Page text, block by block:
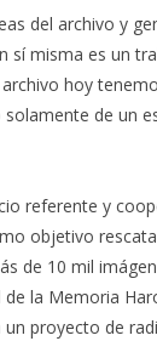
del archivo y
sí misma es un
hoy
de un
referente y
objetivo
de 10 mil
la Memoria
proyecto de